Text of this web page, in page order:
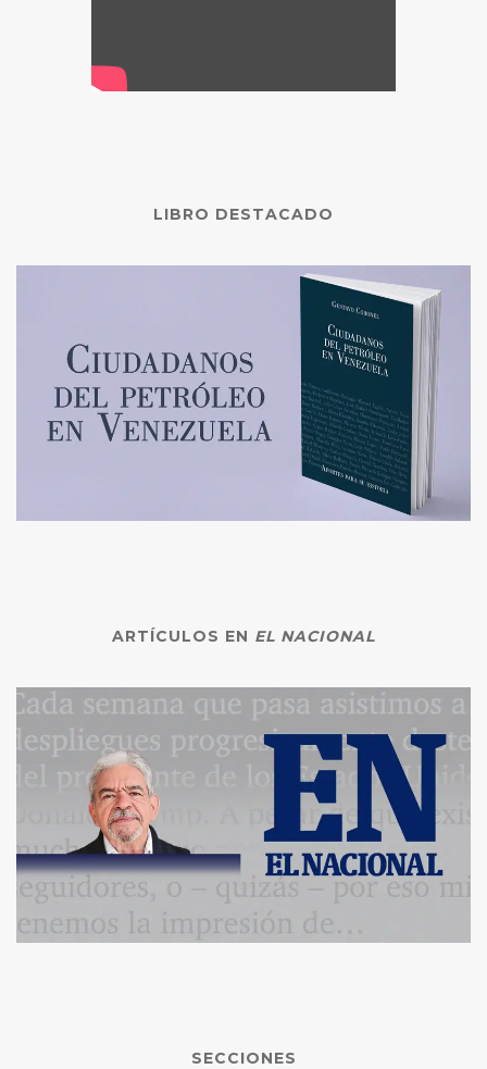
LIBRO DESTACADO
ARTÍCULOS EN EL NACIONAL
SECCIONES